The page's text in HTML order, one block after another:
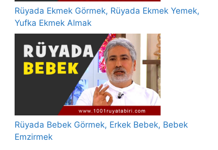
Rüyada Ekmek Görmek, Rüyada Ekmek Yemek,
Yufka Ekmek Almak
Rüyada Bebek Görmek, Erkek Bebek, Bebek
Emzirmek